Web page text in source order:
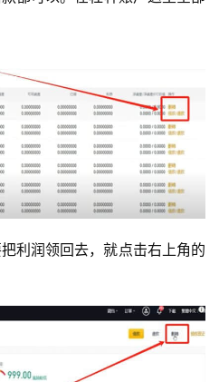
利润领回去，就点击右上角的